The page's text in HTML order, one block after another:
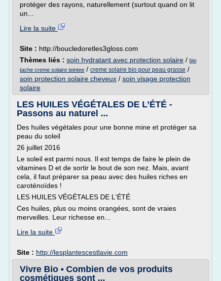
protéger des rayons, naturellement (surtout quand on lit
un...
Lire la suite
Site : http://boucledoretles3gloss.com
Thèmes liés : soin hydratant avec protection solaire / bio
tache creme solaire teintee / creme solaire bio pour peau grasse /
soin protection solaire cheveux / soin visage protection
solaire
LES HUILES VÉGÉTALES DE L’ÉTÉ -
Passons au naturel ...
Des huiles végétales pour une bonne mine et protéger sa
peau du soleil
26 juillet 2016
Le soleil est parmi nous. Il est temps de faire le plein de
vitamines D et de sortir le bout de son nez. Mais, avant
cela, il faut préparer sa peau avec des huiles riches en
caroténoïdes !
LES HUILES VÉGÉTALES DE L'ÉTÉ
Ces huiles, plus ou moins orangées, sont de vraies
merveilles. Leur richesse en...
Lire la suite
Site : http://lesplantescestlavie.com
Vivre Bio • Combien de vos produits
cosmétiques sont ...